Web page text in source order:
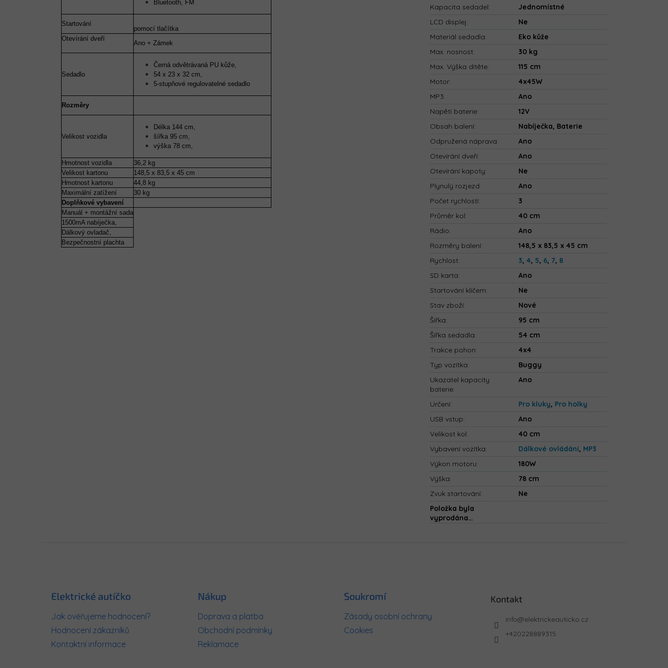
Bluetooth, FM
Startování
pomocí tlačítka
Otevírání dveří
Ano + Zámek
Sedadlo
Černá odvětrávaná PU kůže,
54 x 23 x 32 cm,
5-stupňové regulovatelné sedadlo
Rozměry
Velikost vozidla
Délka 144 cm,
šířka 95 cm,
výška 78 cm,
Hmotnost vozidla
36,2 kg
Velikost kartonu
148,5 x 83,5 x 45 cm
Hmotnost kartonu
44,8 kg
Maximální zatížení
30 kg
Doplňkové vybavení
Manuál + montážní sada
1500mA nabíječka,
Dálkový ovladač,
Bezpečnostní plachta
Kapacita sedadel:
Jednomístné
LCD displej:
Ne
Materiál sedadla:
Eko kůže
Max. nosnost:
30 kg
Max. Výška dítěte:
115 cm
Motor:
4x45W
MP3:
Ano
Napětí baterie:
12V
Obsah balení:
Nabíječka, Baterie
Odpružená náprava:
Ano
Otevírání dveří:
Ano
Otevírání kapoty:
Ne
Plynulý rozjezd:
Ano
Počet rychlostí:
3
Průměr kol:
40 cm
Rádio:
Ano
Rozměry balení:
148,5 x 83,5 x 45 cm
Rychlost: 3,4, 5, 6, 7, 8
SD karta:
Ano
Startování klíčem:
Ne
Stav zboží:
Nové
Šířka:
95 cm
Šířka sedadla:
54 cm
Trakce pohon:
4x4
Typ vozítka:
Buggy
Ukazatel kapacity
baterie:
Ano
Určení: Pro kluky, Pro holky
USB vstup:
Ano
Velikost kol:
40 cm
Vybavení vozítka: Dálkové ovládání, MP3
Výkon motoru:
180W
Výška:
78 cm
Zvuk startování:
Ne
Položka byla
vyprodána…
Elektrické autíčko
Jak ověřujeme hodnocení?
Hodnocení zákazníků
Kontaktní informace
Nákup
Doprava a platba
Obchodní podmínky
Reklamace
Soukromí
Zásady osobní ochrany
Cookies
Kontakt
info@elektrickeauticko.cz
+420228889315